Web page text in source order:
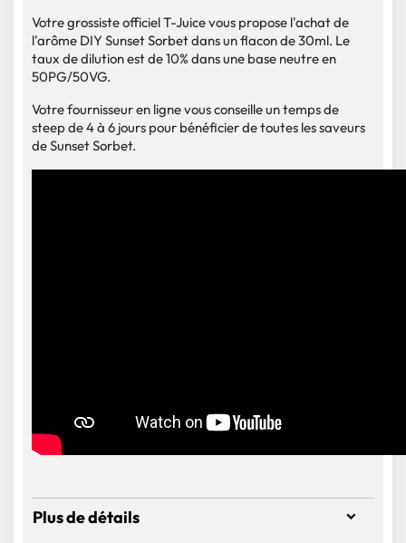
Votre grossiste officiel T-Juice vous propose l'achat de
l'arôme DIY Sunset Sorbet dans un flacon de 30ml. Le
taux de dilution est de 10% dans une base neutre en
50PG/50VG.
Votre fournisseur en ligne vous conseille un temps de
steep de 4 à 6 jours pour bénéficier de toutes les saveurs
de Sunset Sorbet.
Plus de détails